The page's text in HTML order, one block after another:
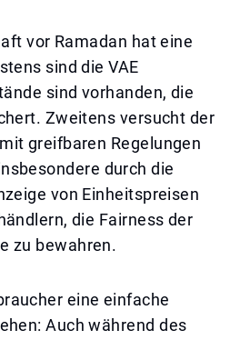
vor Ramadan hat eine
sind die VAE
sind vorhanden, die
Zweitens versucht der
greifbaren Regelungen
durch die
von Einheitspreisen
die Fairness der
zu bewahren.
eine einfache
Auch während des